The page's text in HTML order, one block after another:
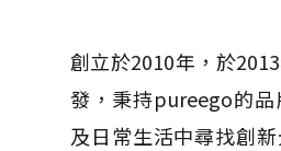
創立於2010年，於
發，秉持pureego的
及日常生活中尋找創